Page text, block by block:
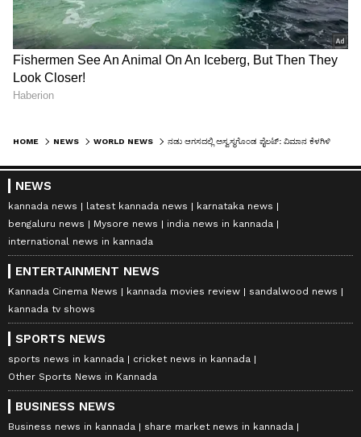
HOME NEWS WORLD NEWS
NEWS
kannada news latest kannada news
karnataka news
bengaluru news
Mysore news
india news in kannada
international news in kannada
ENTERTAINMENT NEWS
Kannada Cinema News kannada movies review
sandalwood news
kannada tv shows
SPORTS NEWS
sports news in kannada
cricket news in kannada
Other Sports News in Kannada
BUSINESS NEWS
Business news in kannada
share market news in kannada